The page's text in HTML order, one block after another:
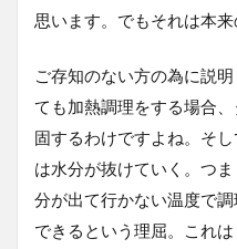
思います。でもそれは本来
ご存知のない方の為に説
ても加熱調理をする場合
固するわけですよね。そ
は水分が抜けていく。つ
分が出て行かない温度で
できるという理屈。これ